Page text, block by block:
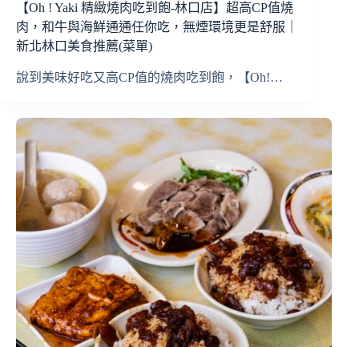
【Oh ! Yaki 精緻燒肉吃到飽-林口店】超高CP值燒
肉，和牛與海鮮通通任你吃，無煙環境更是舒服｜
新北林口美食推薦(菜單)
說到美味好吃又高CP值的燒肉吃到飽，【Oh!…